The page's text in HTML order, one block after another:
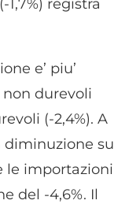
1,7%) registra
e’ piu’
durevoli
(-2,4%). A
diminuzione su
le importazioni
del -4,6%. Il